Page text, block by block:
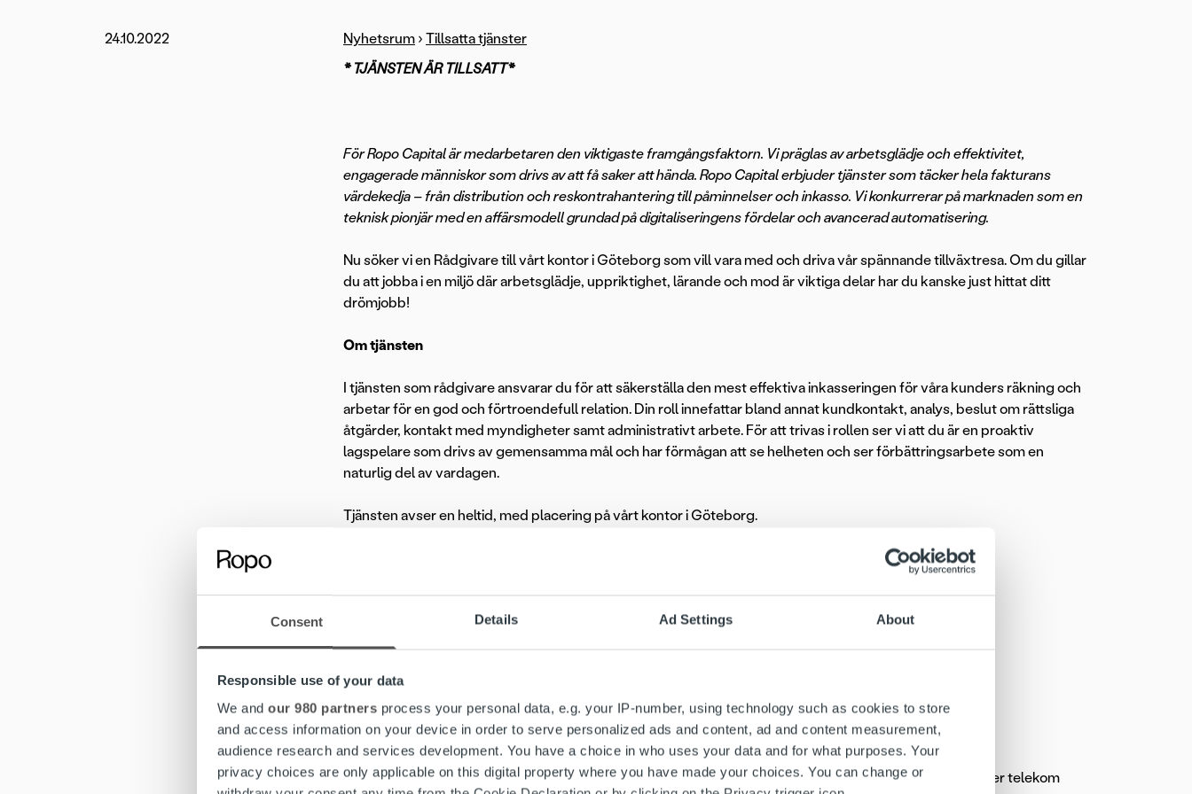
Consent Details Ad Settings About
Responsible use of your data
We and our 980 partners process your personal data, e.g. your IP-number, using technology such as cookies to store
and access information on your device in order to serve personalized ads and content, ad and content measurement,
audience research and services development. You have a choice in who uses your data and for what purposes. Your
privacy choices are only applicable on this digital property where you have made your choices. You can change or
24.10.2022 Nyhetsrum › Tillsatta tjänster
* TJÄNSTEN ÄR TILLSATT*
För Ropo Capital är medarbetaren den viktigaste framgångsfaktorn. Vi präglas av arbetsglädje och effektivitet,
engagerade människor som drivs av att få saker att hända. Ropo Capital erbjuder tjänster som täcker hela fakturans
värdekedja – från distribution och reskontrahantering till påminnelser och inkasso. Vi konkurrerar på marknaden som en
teknisk pionjär med en affärsmodell grundad på digitaliseringens fördelar och avancerad automatisering.
Nu söker vi en Rådgivare till vårt kontor i Göteborg som vill vara med och driva vår spännande tillväxtresa. Om du gillar
du att jobba i en miljö där arbetsglädje, uppriktighet, lärande och mod är viktiga delar har du kanske just hittat ditt
drömjobb!
Om tjänsten
I tjänsten som rådgivare ansvarar du för att säkerställa den mest effektiva inkasseringen för våra kunders räkning och
arbetar för en god och förtroendefull relation. Din roll innefattar bland annat kundkontakt, analys, beslut om rättsliga
åtgärder, kontakt med myndigheter samt administrativt arbete. För att trivas i rollen ser vi att du är en proaktiv
lagspelare som drivs av gemensamma mål och har förmågan att se helheten och ser förbättringsarbete som en
naturlig del av vardagen.
Tjänsten avser en heltid, med placering på vårt kontor i Göteborg.
Har förmågan att fatta snabba välgrundade beslut och trivs med att arbeta i ett högt tempo.
Kan arbeta självständigt såväl som i grupp. Det är tillsammans vi når framgång.
Vi värdesätter personliga egenskaper såsom nyfikenhet och engagemang!
Universitetsstudier inom juridik eller ekonomi är meriterande samt att du har erfarenhet inom energi- eller telekom